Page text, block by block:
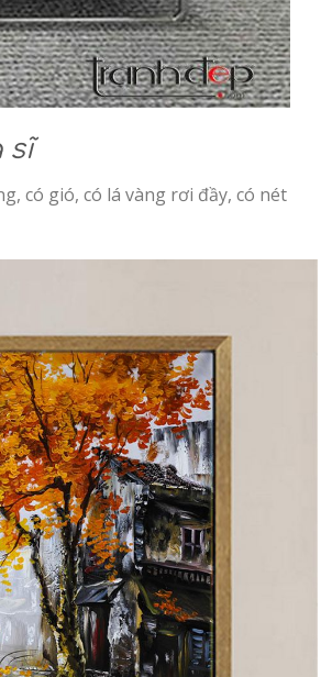
sĩ
có gió, có lá vàng rơi đầy, có nét